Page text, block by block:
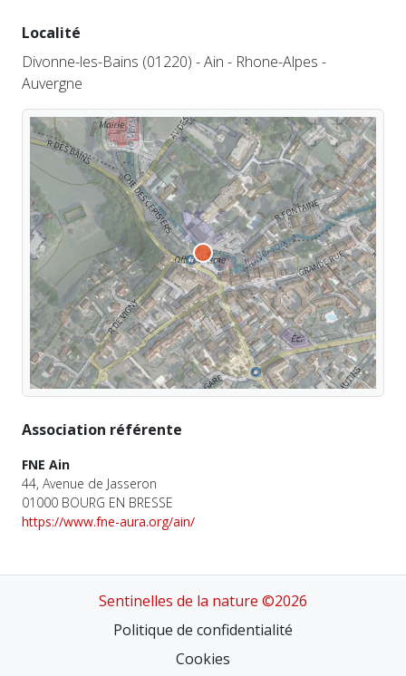
Localité
Divonne-les-Bains (01220) - Ain - Rhone-Alpes -
Auvergne
Association référente
FNE Ain
44, Avenue de Jasseron
01000 BOURG EN BRESSE
https://www.fne-aura.org/ain/
Sentinelles de la nature ©2026
Politique de confidentialité
Cookies